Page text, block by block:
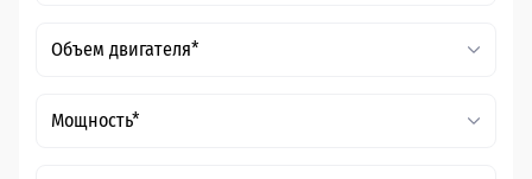
Объем двигателя*
Мощность*